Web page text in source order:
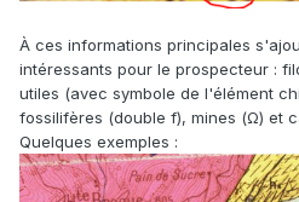
À ces informations principales
intéressants pour le prospecteur :
utiles (avec symbole de l'élément
fossilifères (double f), mines (Ω) et
Quelques exemples :